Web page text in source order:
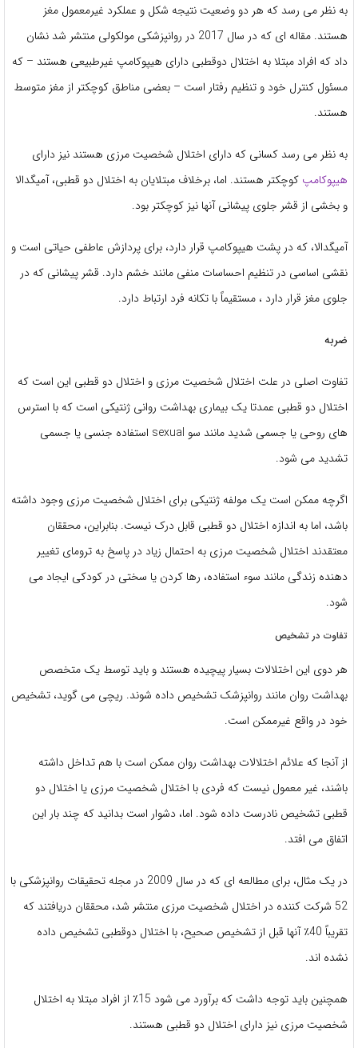
به نظر می رسد که هر دو وضعیت نتیجه شکل و عملکرد غیرمعمول مغز
هستند. مقاله ای که در سال 2017 در روانپزشکی مولکولی منتشر شد نشان
داد که افراد مبتلا به اختلال دوقطبی دارای هیپوکامپ غیرطبیعی هستند – که
مسئول کنترل خود و تنظیم رفتار است – بعضی مناطق کوچکتر از مغز متوسط
هستند.
به نظر می رسد کسانی که دارای اختلال شخصیت مرزی هستند نیز دارای
هیپوکامپ کوچکتر هستند. اما، برخلاف مبتلایان به اختلال دو قطبی، آمیگدالا
و بخشی از قشر جلوی پیشانی آنها نیز کوچکتر بود.
آمیگدالا، که در پشت هیپوکامپ قرار دارد، برای پردازش عاطفی حیاتی است و
نقشی اساسی در تنظیم احساسات منفی مانند خشم دارد. قشر پیشانی که در
جلوی مغز قرار دارد ، مستقیماً با تکانه فرد ارتباط دارد.
ضربه
تفاوت اصلی در علت اختلال شخصیت مرزی و اختلال دو قطبی این است که
اختلال دو قطبی عمدتا یک بیماری بهداشت روانی ژنتیکی است که با استرس
های روحی یا جسمی شدید مانند سو sexual استفاده جنسی یا جسمی
تشدید می شود.
اگرچه ممکن است یک مولفه ژنتیکی برای اختلال شخصیت مرزی وجود داشته
باشد، اما به اندازه اختلال دو قطبی قابل درک نیست. بنابراین، محققان
معتقدند اختلال شخصیت مرزی به احتمال زیاد در پاسخ به ترومای تغییر
دهنده زندگی مانند سوء استفاده، رها کردن یا سختی در کودکی ایجاد می
شود.
تفاوت در تشخیص
هر دوی این اختلالات بسیار پیچیده هستند و باید توسط یک متخصص
بهداشت روان مانند روانپزشک تشخیص داده شوند. ریچی می گوید، تشخیص
خود در واقع غیرممکن است.
از آنجا که علائم اختلالات بهداشت روان ممکن است با هم تداخل داشته
باشند، غیر معمول نیست که فردی با اختلال شخصیت مرزی یا اختلال دو
قطبی تشخیص نادرست داده شود. اما، دشوار است بدانید که چند بار این
اتفاق می افتد.
در یک مثال، برای مطالعه ای که در سال 2009 در مجله تحقیقات روانپزشکی با
52 شرکت کننده در اختلال شخصیت مرزی منتشر شد، محققان دریافتند که
تقریباً 40٪ آنها قبل از تشخیص صحیح، با اختلال دوقطبی تشخیص داده
نشده اند.
همچنین باید توجه داشت که برآورد می شود 15٪ از افراد مبتلا به اختلال
شخصیت مرزی نیز دارای اختلال دو قطبی هستند.